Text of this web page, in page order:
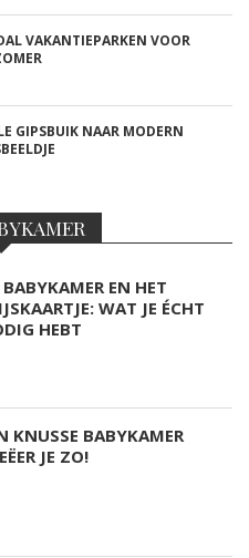
VAKANTIEPARKEN VOOR
GIPSBUIK NAAR MODERN
BABYKAMER EN HET
WAT JE ÉCHT
HEBT
KNUSSE BABYKAMER
JE ZO!